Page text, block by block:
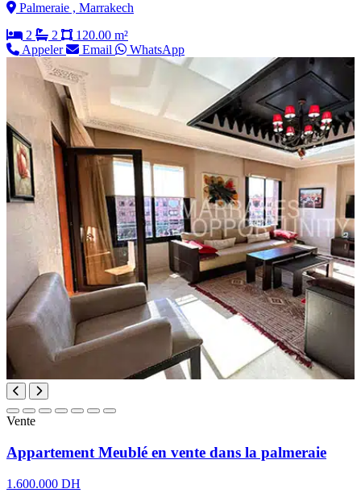
Palmeraie , Marrakech
2
2
120.00 m²
Appeler
Email WhatsApp
Vente
Appartement Meublé en vente dans la palmeraie
1.600.000 DH